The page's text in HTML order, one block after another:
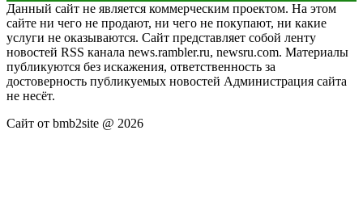
Данный сайт не является коммерческим проектом. На этом
сайте ни чего не продают, ни чего не покупают, ни какие
услуги не оказываются. Сайт представляет собой ленту
новостей RSS канала news.rambler.ru, newsru.com. Материалы
публикуются без искажения, ответственность за
достоверность публикуемых новостей Администрация сайта
не несёт.
Сайт от bmb2site @ 2026